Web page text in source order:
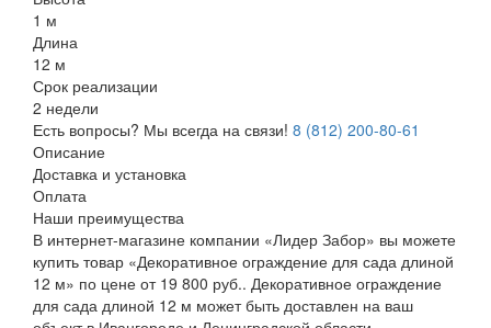
1 м
Длина
12 м
Срок реализации
2 недели
Есть вопросы? Мы всегда на связи! 8 (812) 200-80-61
Описание
Доставка и установка
Оплата
Наши преимущества
В интернет-магазине компании «Лидер Забор» вы можете
купить товар «Декоративное ограждение для сада длиной
12 м» по цене от 19 800 руб.. Декоративное ограждение
для сада длиной 12 м может быть доставлен на ваш